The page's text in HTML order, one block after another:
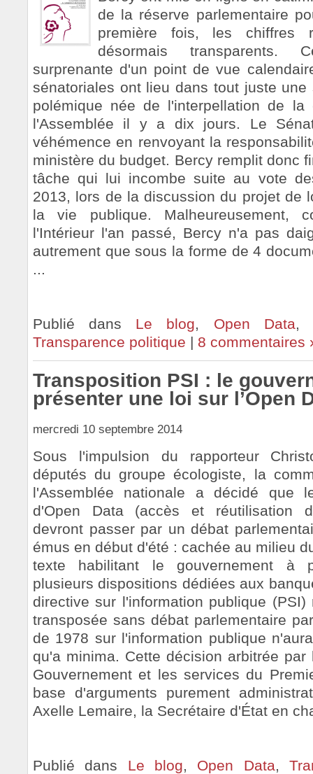
de la réserve parlementaire
première fois, les chiffres
désormais transparents.
surprenante d'un point de vue
sénatoriales ont lieu dans tout juste
polémique née de l'interpellation de
l'Assemblée il y a dix jours. Le
véhémence en renvoyant la
ministère du budget. Bercy remplit donc
tâche qui lui incombe suite au vote
2013, lors de la discussion du projet de
la vie publique. Malheureusement,
l'Intérieur l'an passé, Bercy n'a pas
autrement que sous la forme de 4
...
Publié dans Le blog, Open Data,
Transparence politique | 8 commentaires
Transposition PSI : le
présenter une loi sur l’Open
mercredi 10 septembre 2014
Sous l'impulsion du rapporteur
députés du groupe écologiste, la
l'Assemblée nationale a décidé que
d'Open Data (accès et réutilisation
devront passer par un débat
émus en début d'été : cachée au milieu
texte habilitant le gouvernement à
plusieurs dispositions dédiées aux
directive sur l'information publique
transposée sans débat parlementaire
de 1978 sur l'information publique
qu'a minima. Cette décision arbitrée
Gouvernement et les services du
base d'arguments purement
Axelle Lemaire, la Secrétaire d'État en
Publié dans Le blog, Open Data,